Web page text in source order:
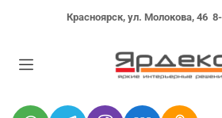
Красноярск, ул. Молокова, 46